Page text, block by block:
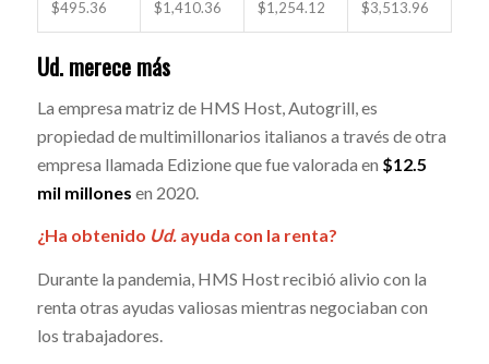
$495.36 $1,410.36 $1,254.12 $3,513.96
Ud. merece más
La empresa matriz de HMS Host, Autogrill, es
propiedad de multimillonarios italianos a través de otra
empresa llamada Edizione que fue valorada en $12.5
mil millones en 2020.
¿Ha obtenido Ud.ayuda con la renta?
Durante la pandemia, HMS Host recibió alivio con la
renta otras ayudas valiosas mientras negociaban con
los trabajadores.